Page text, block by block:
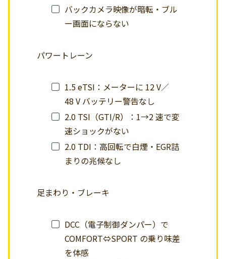
バックカメラ映像が暗転・ブル
ー画面にならない
パワートレーン
1.5 eTSI：メーターに 12 V／
48 V バッテリー警告なし
2.0 TSI（GTI/R）：1→2 速で変
速ショックがない
2.0 TDI：高回転で白煙・EGR詰
まりの兆候なし
足まわり・ブレーキ
DCC（電子制御ダンパー）で
COMFORT⇔SPORT の乗り味差
を体感